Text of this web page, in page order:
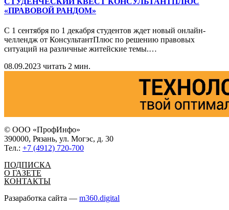
«ПРАВОВОЙ РАНДОМ»
С 1 сентября по 1 декабря студентов ждет новый онлайн-
челлендж от КонсультантПлюс по решению правовых
ситуаций на различные житейские темы.…
08.09.2023 читать 2 мин.
© ООО «ПрофИнфо»
390000, Рязань, ул. Могэс, д. 30
Тел.: +7 (4912) 720-700
ПОДПИСКА
О ГАЗЕТЕ
КОНТАКТЫ
Разаработка сайта — m360.digital